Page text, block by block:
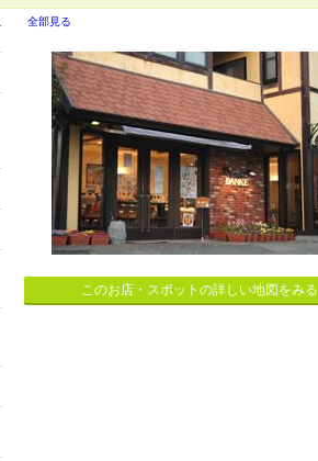
全部見る
このお店・スポットの詳しい地図をみる